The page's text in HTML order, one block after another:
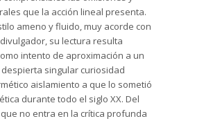
que la acción lineal presenta.
ameno y fluido, muy acorde con
su lectura resulta
intento de aproximación a un
singular curiosidad
aislamiento a que lo sometió
durante todo el siglo XX. Del
no entra en la crítica profunda